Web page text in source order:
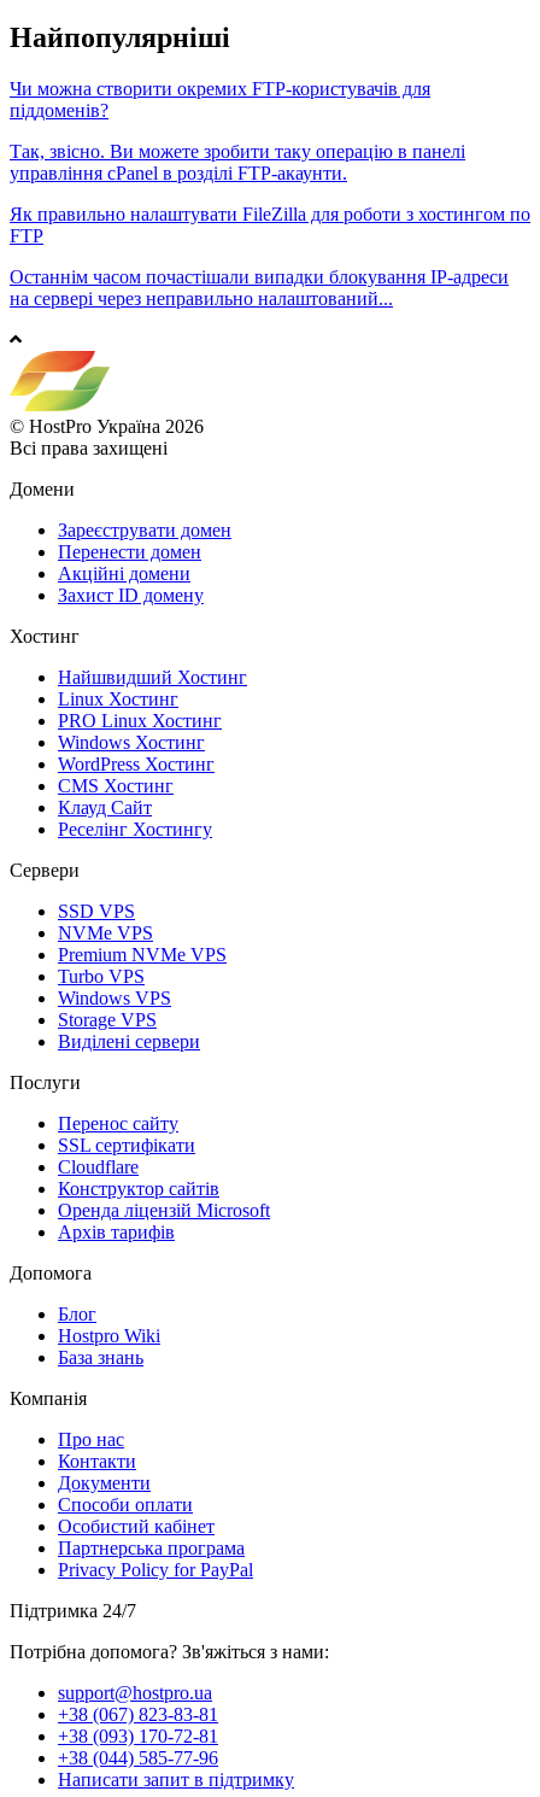
Найпопулярніші
Чи можна створити окремих FTP-користувачів для
піддоменів?
Так, звісно. Ви можете зробити таку операцію в панелі
управління cPanel в розділі FTP-акаунти.
Як правильно налаштувати FileZilla для роботи з хостингом по
FTP
Останнім часом почастішали випадки блокування IP-адреси
на сервері через неправильно налаштований...
© HostPro Україна 2026
Всі права захищені
Домени
Зареєструвати домен
Перенести домен
Акційні домени
Захист ID домену
Хостинг
Найшвидший Хостинг
Linux Хостинг
PRO Linux Хостинг
Windows Хостинг
WordPress Хостинг
CMS Хостинг
Клауд Сайт
Реселінг Хостингу
Сервери
SSD VPS
NVMe VPS
Premium NVMe VPS
Turbo VPS
Windows VPS
Storage VPS
Виділені сервери
Послуги
Перенос сайту
SSL сертифікати
Clоudflare
Конструктор сайтів
Оренда ліцензій Microsoft
Архів тарифів
Допомога
Блог
Hostpro Wiki
База знань
Компанія
Про нас
Контакти
Документи
Способи оплати
Особистий кабінет
Партнерська програма
Privacy Policy for PayPal
Підтримка 24/7
Потрібна допомога? Зв'яжіться з нами:
support@hostpro.ua
+38 (067) 823-83-81
+38 (093) 170-72-81
+38 (044) 585-77-96
Написати запит в підтримку